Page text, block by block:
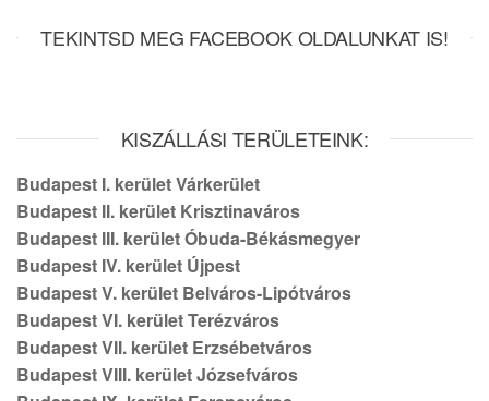
TEKINTSD MEG FACEBOOK OLDALUNKAT IS!
KISZÁLLÁSI TERÜLETEINK:
Budapest I. kerület Várkerület
Budapest II. kerület Krisztinaváros
Budapest III. kerület Óbuda-Békásmegyer
Budapest IV. kerület Újpest
Budapest V. kerület Belváros-Lipótváros
Budapest VI. kerület Terézváros
Budapest VII. kerület Erzsébetváros
Budapest VIII. kerület Józsefváros